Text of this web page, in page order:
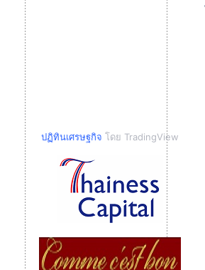
ปฏิทินเศรษฐกิจ โดย TradingView